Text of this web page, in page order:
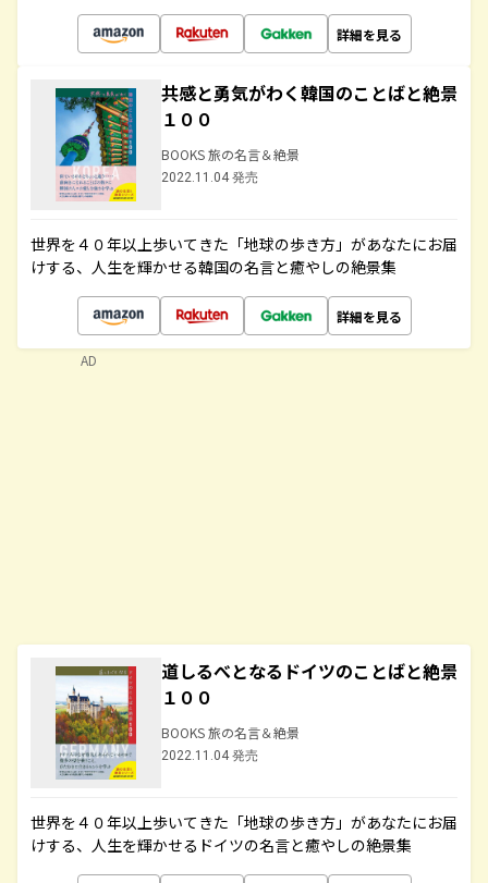
詳細を見る
共感と勇気がわく韓国のことばと絶景
１００
BOOKS 旅の名言＆絶景
2022.11.04 発売
世界を４０年以上歩いてきた「地球の歩き方」があなたにお届
けする、人生を輝かせる韓国の名言と癒やしの絶景集
詳細を見る
道しるべとなるドイツのことばと絶景
１００
BOOKS 旅の名言＆絶景
2022.11.04 発売
世界を４０年以上歩いてきた「地球の歩き方」があなたにお届
けする、人生を輝かせるドイツの名言と癒やしの絶景集
AD